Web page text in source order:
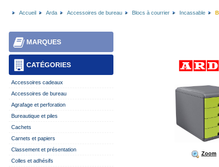
Accueil Arda Accessoires de bureau Blocs à courrier Incassable
CATÉGORIES
MARQUES
Accessoires cadeaux
Accessoires de bureau
Agrafage et perforation
Bureautique et piles
Cachets
Carnets et papiers
Classement et présentation
Colles et adhésifs
Zoom